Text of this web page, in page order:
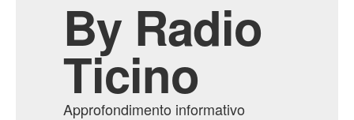
By Radio
Ticino
Approfondimento informativo